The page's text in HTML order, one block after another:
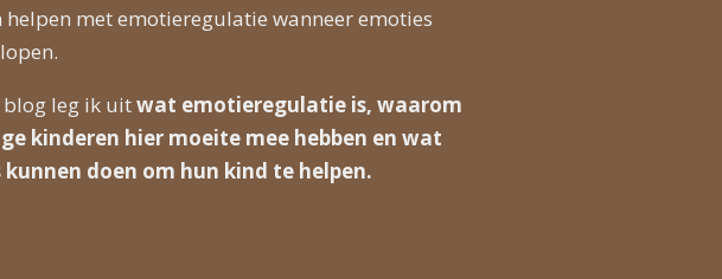
helpen met emotieregulatie wanneer emoties
blog leg ik uitwat emotieregulatie is, waarom
kinderen hier moeite mee hebben en wat
kunnen doen om hun kind te helpen.